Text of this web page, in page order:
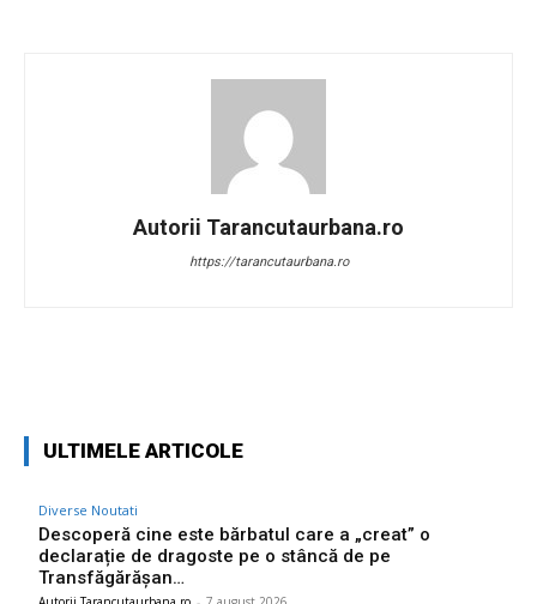
Autorii Tarancutaurbana.ro
https://tarancutaurbana.ro
ULTIMELE ARTICOLE
Diverse Noutati
Descoperă cine este bărbatul care a „creat” o
declarație de dragoste pe o stâncă de pe
Transfăgărășan…